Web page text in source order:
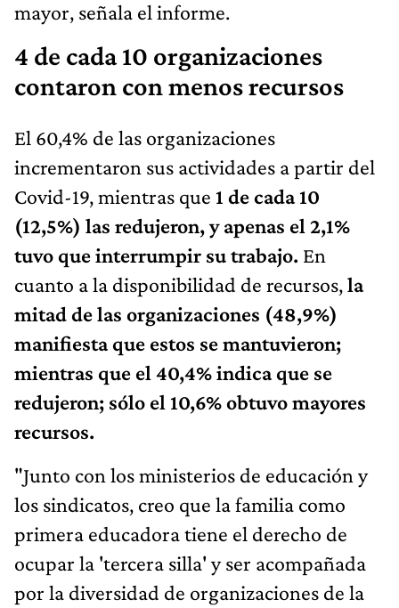
mayor, señala el informe.
4 de cada 10 organizaciones
contaron con menos recursos
El 60,4% de las organizaciones
incrementaron sus actividades a partir del
Covid-19, mientras que 1 de cada 10
(12,5%) las redujeron, y apenas el 2,1%
tuvo que interrumpir su trabajo. En
cuanto a la disponibilidad de recursos,la
mitad de las organizaciones (48,9%)
manifiesta que estos se mantuvieron;
mientras que el 40,4% indica que se
redujeron; sólo el 10,6% obtuvo mayores
recursos.
"Junto con los ministerios de educación y
los sindicatos, creo que la familia como
primera educadora tiene el derecho de
ocupar la 'tercera silla' y ser acompañada
por la diversidad de organizaciones de la